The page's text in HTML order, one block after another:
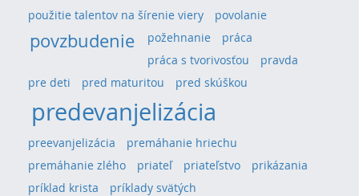
použitie talentov na šírenie viery
povolanie
povzbudenie požehnanie
práca
práca s tvorivosťou
pravda
pre deti
pred maturitou pred skúškou
predevanjelizácia
preevanjelizácia
premáhanie hriechu
premáhanie zlého
priateľ priateľstvo
prikázania
príklad krista
príklady svätých